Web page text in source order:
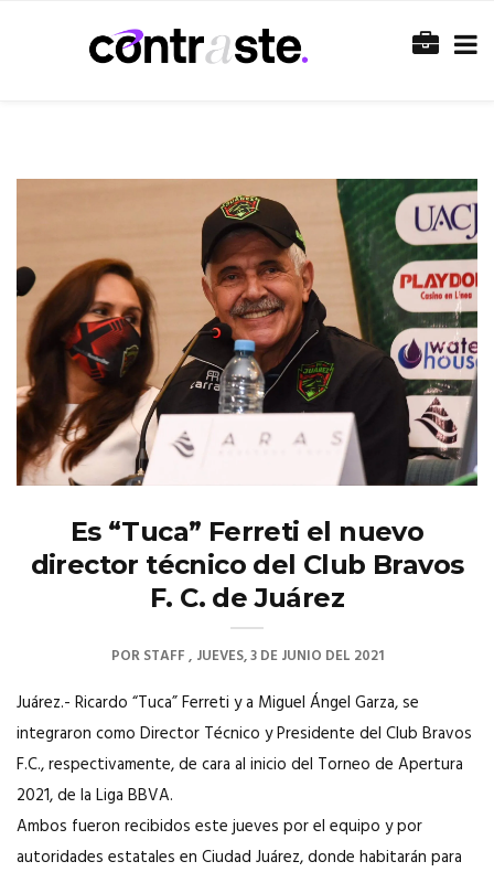
Es “Tuca” Ferreti el nuevo
director técnico del Club Bravos
F. C. de Juárez
PORSTAFF JUEVES, 3 DE JUNIO DEL 2021
Juárez.- Ricardo “Tuca” Ferreti y a Miguel Ángel Garza, se
integraron como Director Técnico y Presidente del Club Bravos
F.C., respectivamente, de cara al inicio del Torneo de Apertura
2021, de la Liga BBVA.
Ambos fueron recibidos este jueves por el equipo y por
autoridades estatales en Ciudad Juárez, donde habitarán para